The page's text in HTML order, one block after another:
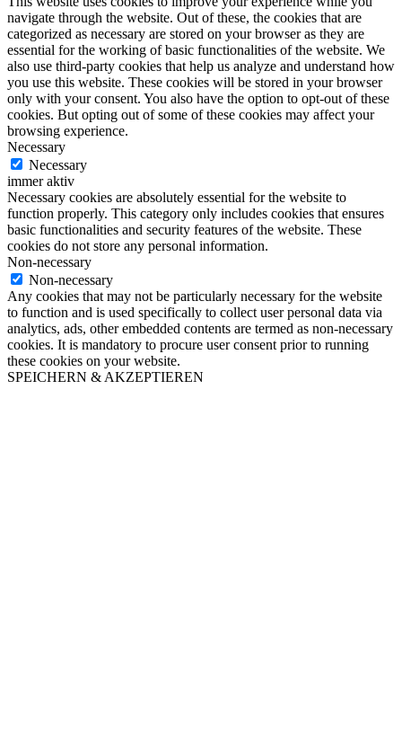
navigate through the website. Out of these, the cookies that are
categorized as necessary are stored on your browser as they are
essential for the working of basic functionalities of the website. We
also use third-party cookies that help us analyze and understand how
you use this website. These cookies will be stored in your browser
only with your consent. You also have the option to opt-out of these
cookies. But opting out of some of these cookies may affect your
browsing experience.
Necessary
Necessary
immer aktiv
Necessary cookies are absolutely essential for the website to
function properly. This category only includes cookies that ensures
basic functionalities and security features of the website. These
cookies do not store any personal information.
Non-necessary
Non-necessary
Any cookies that may not be particularly necessary for the website
to function and is used specifically to collect user personal data via
analytics, ads, other embedded contents are termed as non-necessary
cookies. It is mandatory to procure user consent prior to running
these cookies on your website.
SPEICHERN & AKZEPTIEREN